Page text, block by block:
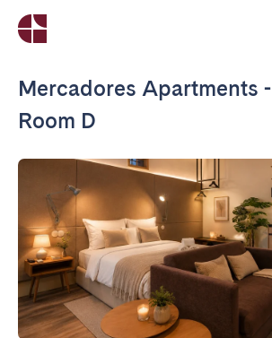
Mercadores Apartments -
Room D